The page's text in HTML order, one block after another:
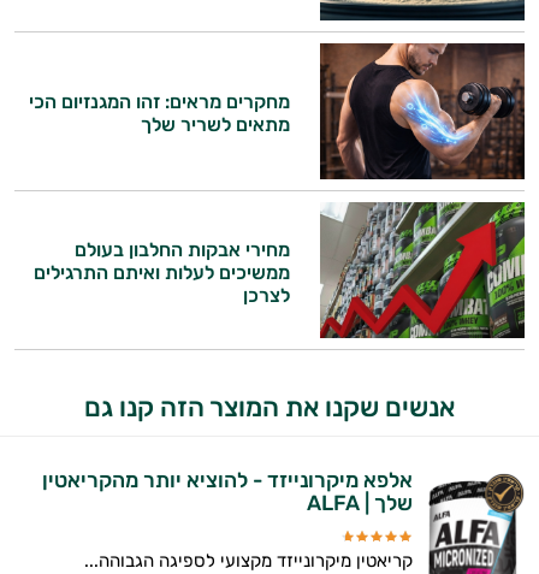
מחקרים מראים: זהו המגנזיום הכי
מתאים לשריר שלך
מחירי אבקות החלבון בעולם
ממשיכים לעלות ואיתם התרגילים
לצרכן
אנשים שקנו את המוצר הזה קנו גם
אלפא מיקרונייזד - להוציא יותר מהקריאטין
שלך | ALFA
קריאטין מיקרונייזד מקצועי לספיגה הגבוהה...